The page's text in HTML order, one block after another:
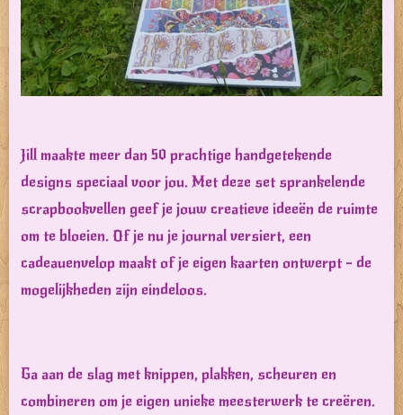
Jill maakte meer dan 50 prachtige handgetekende
designs speciaal voor jou. Met deze set sprankelende
scrapbookvellen geef je jouw creatieve ideeën de ruimte
om te bloeien. Of je nu je journal versiert, een
cadeauenvelop maakt of je eigen kaarten ontwerpt - de
mogelijkheden zijn eindeloos.
Ga aan de slag met knippen, plakken, scheuren en
combineren om je eigen unieke meesterwerk te creëren.